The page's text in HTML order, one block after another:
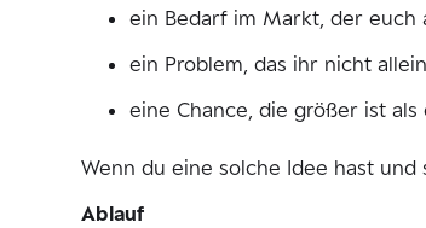
ein Bedarf im Markt, der euch
ein Problem, das ihr nicht
eine Chance, die größer ist
Wenn du eine solche Idee hast
Ablauf